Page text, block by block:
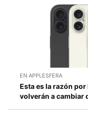
EN APPLESFERA
Esta es la razón
volverán a cambiar